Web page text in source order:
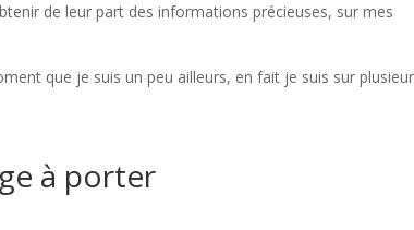
de leur part des informations précieuses, sur mes
que je suis un peu ailleurs, en fait je suis sur
à porter